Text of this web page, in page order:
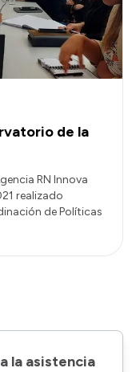
de la
RN Innova
realizado
de Políticas
la asistencia